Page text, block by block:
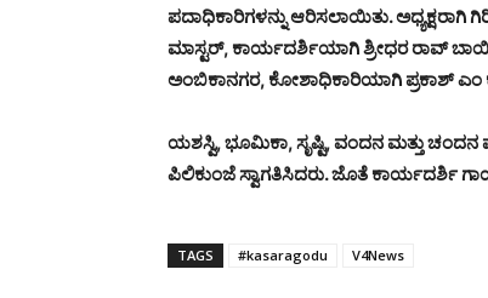
ಪದಾಧಿಕಾರಿಗಳನ್ನು ಆರಿಸಲಾಯಿತು. ಅಧ್ಯಕ್ಷರಾಗಿ
ಮಾಸ್ಟರ್, ಕಾರ್ಯದರ್ಶಿಯಾಗಿ ಶ್ರೀಧರ ರಾವ್
ಅಂಬಿಕಾನಗರ, ಕೋಶಾಧಿಕಾರಿಯಾಗಿ ಪ್ರಕಾಶ್ ಎಂ
ಯಶಸ್ವಿ, ಭೂಮಿಕಾ, ಸೃಷ್ಟಿ, ವಂದನ ಮತ್ತು
ಪಿಲಿಕುಂಜೆ ಸ್ವಾಗತಿಸಿದರು. ಜೊತೆ ಕಾರ್ಯದರ್ಶಿ
TAGS #kasaragodu V4News